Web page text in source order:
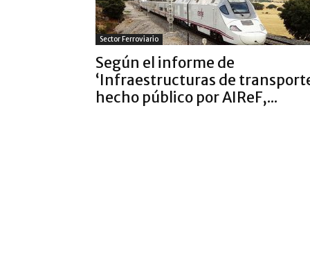
Sector Ferroviario
Según el informe de
‘Infraestructuras de
hecho público por AIReF,...